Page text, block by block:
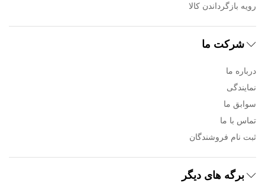
رویه بازگرداندن کالا
شرکت ما
درباره ما
نمایندگی
سوابق ما
تماس با ما
ثبت نام فروشندگان
برگه های دیگر